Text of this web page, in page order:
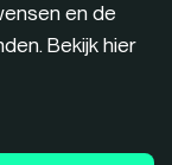
en de
Bekijk hier